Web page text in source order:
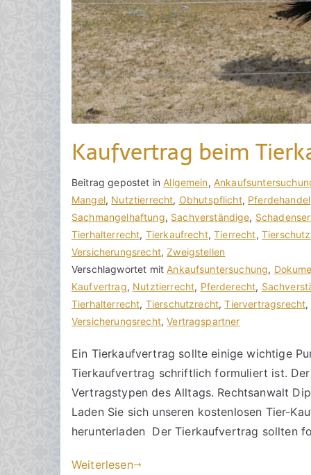
Kaufvertrag beim
V
o
n
h
o
r
a
k
R
c
h
t
s
a
w
B
e
i
t
r
a
g
v
e
ö
f
f
e
n
l
Beitrag gepostet in Allgemein,
Mangel, Nutztierrecht, Obhutspflicht, Pferdehandel
Sachmangelhaftung, Sachverständige,
Tierhalterrecht, Tierkaufrecht,Tierrecht, Tierschutz
Versicherungsrecht,Zweigstellen
Verschlagwortet mit Ankaufsuntersuchung,
Kaufvertrag, Nutztierrecht, Pferderecht,
Tierhalterrecht, Tierschutzrecht,Tiervertragsrecht,
Versicherungsrecht,Vertragspartner
K
e
i
n
e
K
o
m
m
n
t
a
r
e
Kaufvertrag
Ein Tierkaufvertrag sollte einige wichtige
Tierkaufvertrag schriftlich formuliert ist.
Vertragstypen des Alltags. Rechtsanwalt
Laden Sie sich unseren kostenlosen Tier-
herunterladen Der Tierkaufvertrag sollten
Weiterlesen